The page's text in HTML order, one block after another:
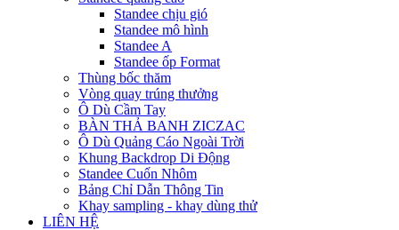
Standee chịu gió
Standee mô hình
Standee A
Standee ốp Format
Thùng bốc thăm
Vòng quay trúng thưởng
Ô Dù Cầm Tay
BÀN THẢ BANH ZICZAC
Ô Dù Quảng Cáo Ngoài Trời
Khung Backdrop Di Động
Standee Cuốn Nhôm
Bảng Chỉ Dẫn Thông Tin
Khay sampling - khay dùng thử
LIÊN HỆ